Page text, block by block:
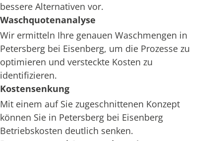
bessere Alternativen vor.
Waschquotenanalyse
Wir ermitteln Ihre genauen Waschmengen in
Petersberg bei Eisenberg, um die Prozesse zu
optimieren und versteckte Kosten zu
identifizieren.
Kostensenkung
Mit einem auf Sie zugeschnittenen Konzept
können Sie in Petersberg bei Eisenberg
Betriebskosten deutlich senken.